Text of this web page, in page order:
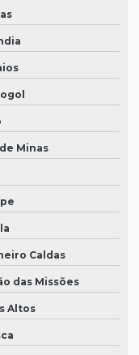
Minas
Caldas
das Missões
Altos